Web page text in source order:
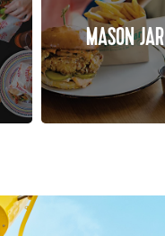
MASON JAR